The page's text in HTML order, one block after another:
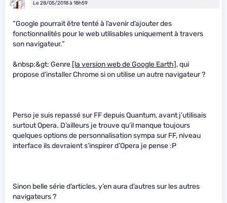
Le 28/05/2018 à 18h59
“Google pourrait être tenté à l’avenir d’ajouter des
fonctionnalités pour le web utilisables uniquement à travers
son navigateur.”
&nbsp;&gt; Genre [la version web de Google Earth], qui
propose d’installer Chrome si on utilise un autre navigateur ?
Perso je suis repassé sur FF depuis Quantum, avant j’utilisais
surtout Opera. D’ailleurs je trouve qu’il manque toujours
quelques options de personnalisation sympa sur FF, niveau
interface ils devraient s’inspirer d’Opera je pense :P
Sinon belle série d’articles, y’en aura d’autres sur les autres
navigateurs ?